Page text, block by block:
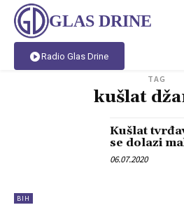
GLAS DRINE
Radio Glas Drine
TAG
kušlat
BIH
Kušlat
se dolazi
06.07.2020